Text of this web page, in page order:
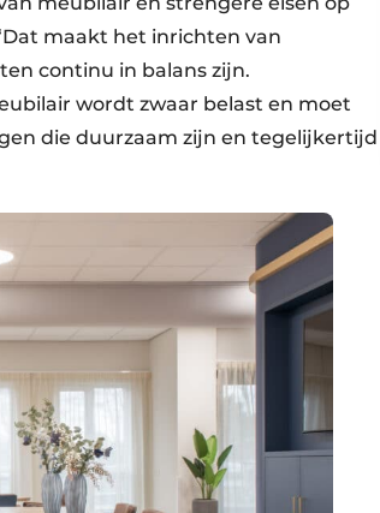
maakt het inrichten van
continu in balans zijn.
wordt zwaar belast en moet
die duurzaam zijn en tegelijkertijd